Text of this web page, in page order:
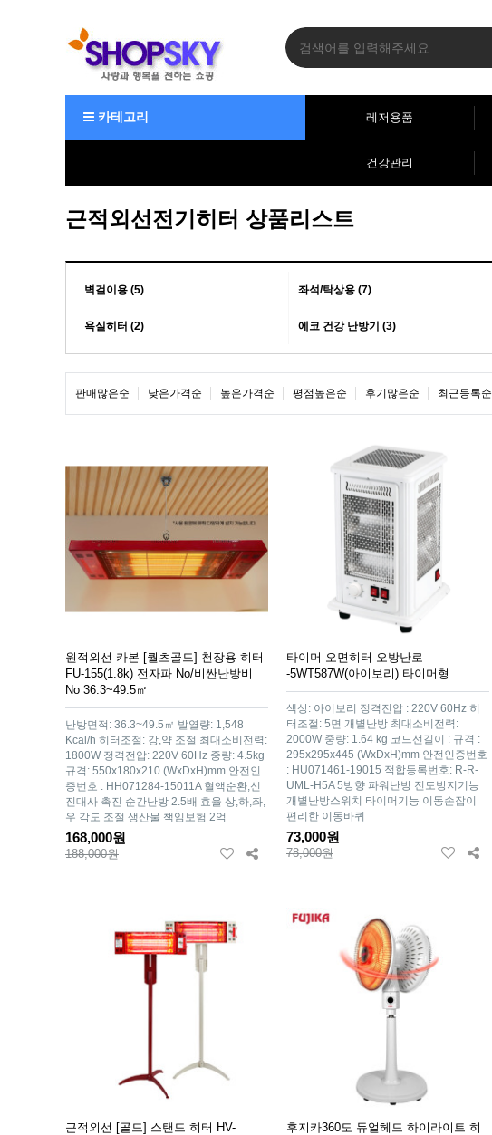
카테고리 레저용품
건강관리
근적외선전기히터 상품리스트
벽걸이용 (5) 좌석/탁상용 (7)
욕실히터 (2) 에코 건강 난방기 (3)
판매많은순 낮은가격순 높은가격순 평점높은순 후기많은순 최근등록순
원적외선 카본 [퀄츠골드] 천장용 히터
FU-155(1.8k) 전자파 No/비싼난방비
No 36.3~49.5㎡
난방면적: 36.3~49.5㎡ 발열량: 1,548
Kcal/h 히터조절: 강,약 조절 최대소비전력:
1800W 정격전압: 220V 60Hz 중량: 4.5kg
규격: 550x180x210 (WxDxH)mm 안전인
증번호 : HH071284-15011A 혈액순환,신
진대사 촉진 순간난방 2.5배 효율 상,하,좌,
우 각도 조절 생산물 책임보험 2억
168,000원
188,000원
타이머 오면히터 오방난로
-5WT587W(아이보리) 타이머형
색상: 아이보리 정격전압 : 220V 60Hz 히
터조절: 5면 개별난방 최대소비전력:
2000W 중량: 1.64 kg 코드선길이 : 규격 :
295x295x445 (WxDxH)mm 안전인증번호
: HU071461-19015 적합등록번호: R-R-
UML-H5A 5방향 파워난방 전도방지기능
개별난방스위치 타이머기능 이동손잡이
편리한 이동바퀴
73,000원
78,000원
근적외선 [골드] 스탠드 히터 HV-
후지카360도 듀얼헤드 하이라이트 히